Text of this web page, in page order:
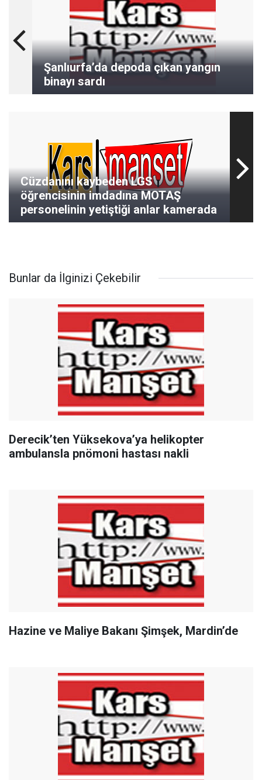
Şanlıurfa’da depoda çıkan yangın
binayı sardı
Cüzdanını kaybeden LGS
öğrencisinin imdadına MOTAŞ
personelinin yetiştiği anlar kamerada
Bunlar da İlginizi Çekebilir
Derecik’ten Yüksekova’ya helikopter
ambulansla pnömoni hastası nakli
Hazine ve Maliye Bakanı Şimşek, Mardin’de